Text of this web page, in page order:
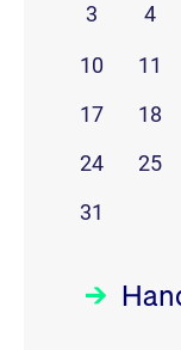
3
4
10 11
17
18
24
25
31